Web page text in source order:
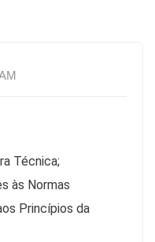
Técnica;
às Normas
Princípios da